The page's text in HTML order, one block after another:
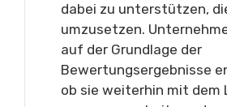
dabei zu unterstützen,
umzusetzen.
auf der Grundlage der
Bewertungsergebnisse
ob sie weiterhin mit dem